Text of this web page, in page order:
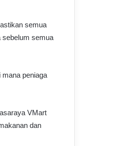
semua
sebelum semua
peniaga
VMart
dan